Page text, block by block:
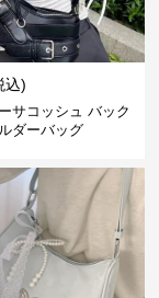
込)
サコッシュ バック
ダーバッグ